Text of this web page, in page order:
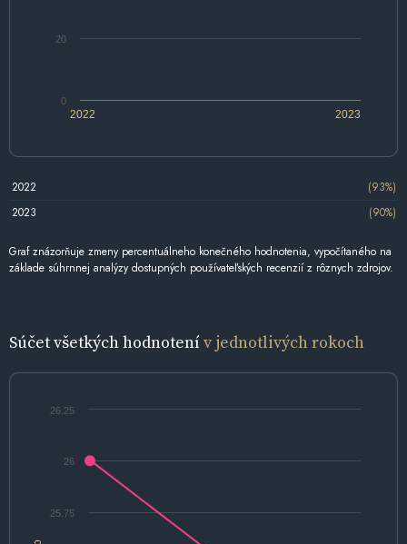
2022 2023
0
20
2022
(93%)
2023
(90%)
Graf znázorňuje zmeny percentuálneho konečného hodnotenia, vypočítaného na
základe súhrnnej analýzy dostupných používateľských recenzií z rôznych zdrojov.
Súčet všetkých hodnotenív jednotlivých rokoch
25.75
26
26.25